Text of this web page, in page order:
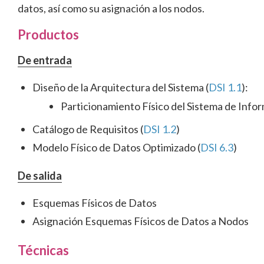
datos, así como su asignación a los nodos.
Productos
De entrada
Diseño de la Arquitectura del Sistema (DSI 1.1):
Particionamiento Físico del Sistema de
Catálogo de Requisitos (DSI 1.2)
Modelo Físico de Datos Optimizado (DSI 6.3)
De salida
Esquemas Físicos de Datos
Asignación Esquemas Físicos de Datos a Nodos
Técnicas